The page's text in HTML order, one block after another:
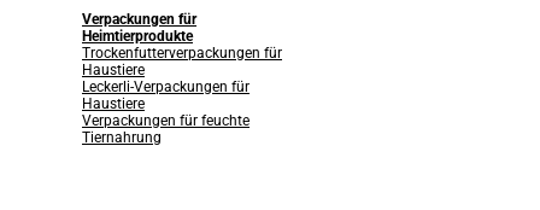
Verpackungen für
Heimtierprodukte
Trockenfutterverpackungen für
Haustiere
Leckerli-Verpackungen für
Haustiere
Verpackungen für feuchte
Tiernahrung